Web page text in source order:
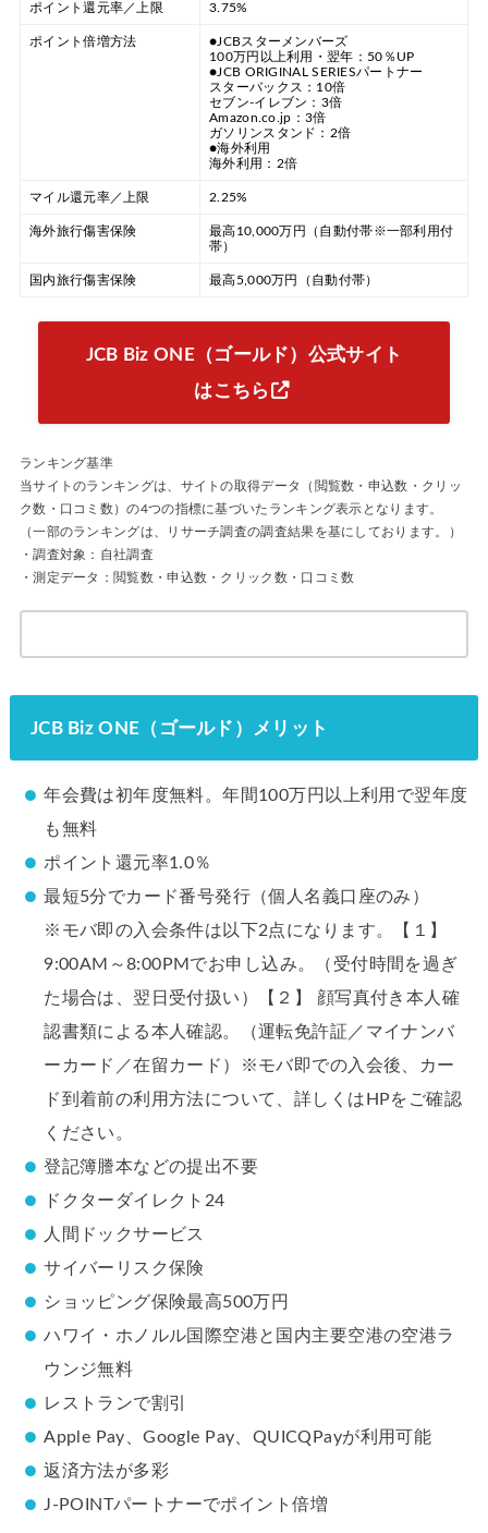
ポイント還元率／上限 3.75%
ポイント倍増方法
●JCBスターメンバーズ
100万円以上利用・翌年：50％UP
●JCB ORIGINAL SERIESパートナー
スターバックス：10倍
セブン-イレブン：3倍
Amazon.co.jp：3倍
ガソリンスタンド：2倍
●海外利用
海外利用：2倍
マイル還元率／上限 2.25%
海外旅行傷害保険
最高10,000万円（自動付帯※一部利用付
帯）
国内旅行傷害保険 最高5,000万円（自動付帯）
JCB Biz ONE（ゴールド）公式サイト
はこちら
ランキング基準
当サイトのランキングは、サイトの取得データ（閲覧数・申込数・クリッ
ク数・口コミ数）の4つの指標に基づいたランキング表示となります。
（一部のランキングは、リサーチ調査の調査結果を基にしております。）
・調査対象：自社調査
・測定データ：閲覧数・申込数・クリック数・口コミ数
JCB Biz ONE（ゴールド）メリット
年会費は初年度無料。年間100万円以上利用で翌年度
も無料
ポイント還元率1.0％
最短5分でカード番号発行（個人名義口座のみ）
※モバ即の入会条件は以下2点になります。【１】
9:00AM～8:00PMでお申し込み。（受付時間を過ぎ
た場合は、翌日受付扱い）【２】 顔写真付き本人確
認書類による本人確認。（運転免許証／マイナンバ
ーカード／在留カード）※モバ即での入会後、カー
ド到着前の利用方法について、詳しくはHPをご確認
ください。
登記簿謄本などの提出不要
ドクターダイレクト24
人間ドックサービス
サイバーリスク保険
ショッピング保険最高500万円
ハワイ・ホノルル国際空港と国内主要空港の空港ラ
ウンジ無料
レストランで割引
Apple Pay、Google Pay、QUICQPayが利用可能
返済方法が多彩
J-POINTパートナーでポイント倍増